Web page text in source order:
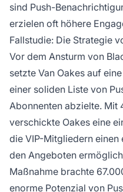
sind Push-
erzielen oft höhere
Fallstudie: Die Strategie
Vor dem Ansturm von
setzte Van Oakes auf
einer soliden Liste von
Abonnenten abzielte. Mit
verschickte Oakes eine
die VIP-Mitgliedern
den Angeboten
Maßnahme brachte
enorme Potenzial von